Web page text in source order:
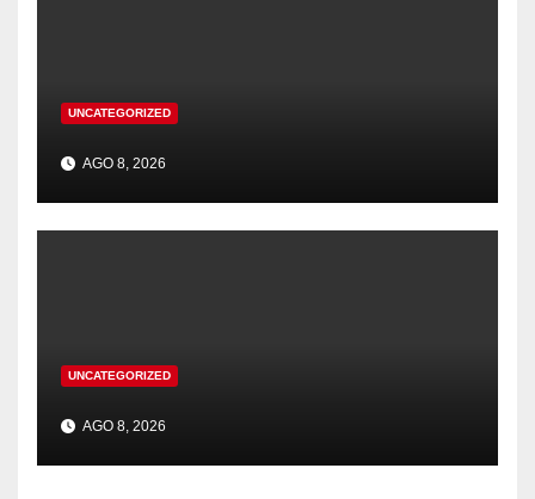
UNCATEGORIZED
AGO 8, 2026
UNCATEGORIZED
AGO 8, 2026